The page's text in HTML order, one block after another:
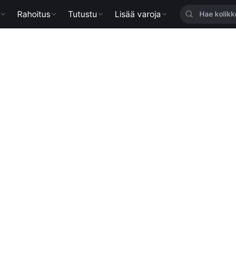
Rahoitus Tutustu Lisää varoja